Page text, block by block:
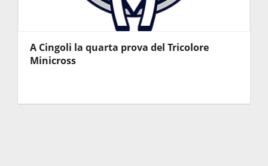
A Cingoli la quarta prova del Tricolore
Minicross